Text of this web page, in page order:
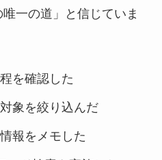
一の道」と信じていま
を確認した
象を絞り込んだ
報をメモした